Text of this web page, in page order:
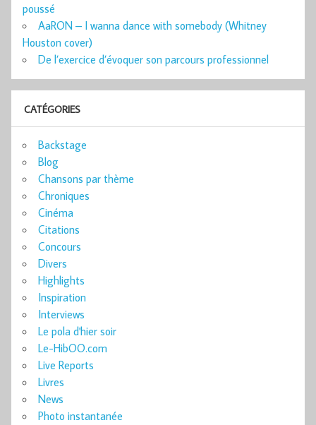
poussé
AaRON – I wanna dance with somebody (Whitney
Houston cover)
De l’exercice d’évoquer son parcours professionnel
CATÉGORIES
Backstage
Blog
Chansons par thème
Chroniques
Cinéma
Citations
Concours
Divers
Highlights
Inspiration
Interviews
Le pola d'hier soir
Le-HibOO.com
Live Reports
Livres
News
Photo instantanée